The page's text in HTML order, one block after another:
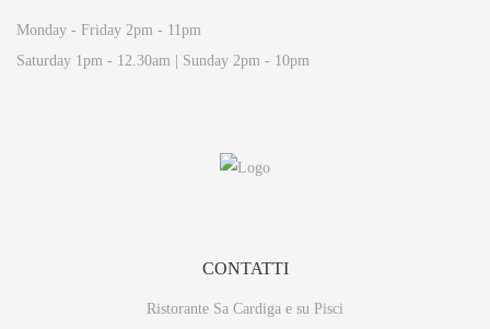
Monday - Friday 2pm - 11pm
Saturday 1pm - 12.30am | Sunday 2pm - 10pm
CONTATTI
Ristorante Sa Cardiga e su Pisci